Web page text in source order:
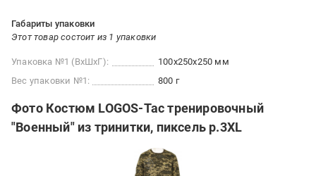
Габариты упаковки
Этот товар состоит из 1 упаковки
Упаковка №1 (ВхШхГ):
100x250x250 мм
Вес упаковки №1:
800 г
Фото Костюм LOGOS-Tac тренировочный
"Военный" из тринитки, пиксель р.3XL